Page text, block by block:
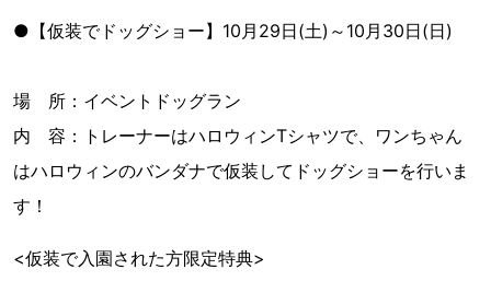
●【仮装でドッグショー】10月29日(土)～10月30日(日)
場 所：イベントドッグラン
内 容：トレーナーはハロウィンTシャツで、ワンちゃん
はハロウィンのバンダナで仮装してドッグショーを行いま
す！
<仮装で入園された方限定特典>